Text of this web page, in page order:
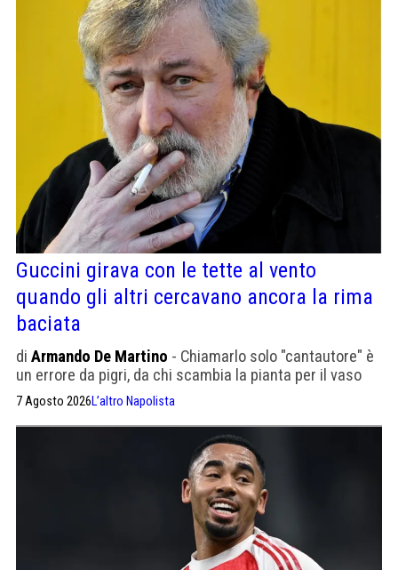
Guccini girava con le tette al vento
quando gli altri cercavano ancora la rima
baciata
di Armando De Martino - Chiamarlo solo "cantautore" è
un errore da pigri, da chi scambia la pianta per il vaso
7 Agosto 2026L’altro Napolista